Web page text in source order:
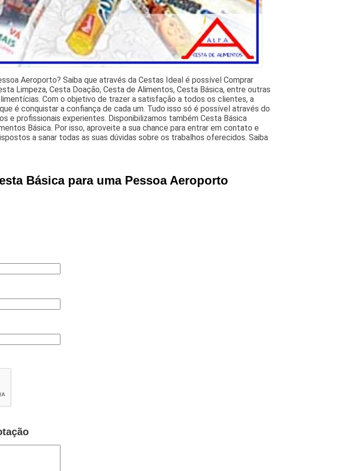
Aeroporto? Saiba que através da Cestas Ideal é possível Comprar
Limpeza, Cesta Doação, Cesta de Alimentos, Cesta Básica, entre outras
Com o objetivo de trazer a satisfação a todos os clientes, a
é conquistar a confiança de cada um. Tudo isso só é possível através do
e profissionais experientes. Disponibilizamos também Cesta Básica
Básica. Por isso, aproveite a sua chance para entrar em contato e
a sanar todas as suas dúvidas sobre os trabalhos oferecidos. Saiba
Básica para uma Pessoa Aeroporto